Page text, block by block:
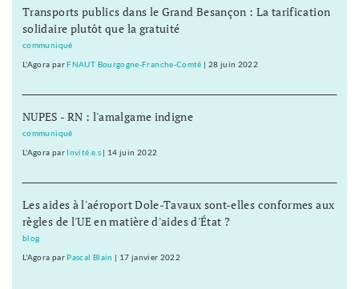
Transports publics dans le Grand Besançon : La tarification
solidaire plutôt que la gratuité
communiqué
L'Agora parFNAUT Bourgogne-Franche-Comté | 28 juin 2022
NUPES - RN : l'amalgame indigne
communiqué
L'Agora par Invité.e.s| 14 juin 2022
Les aides à l'aéroport Dole-Tavaux sont-elles conformes aux
règles de l'UE en matière d'aides d'État ?
blog
L'Agora par Pascal Blain | 17 janvier 2022